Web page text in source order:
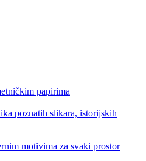
papirima
poznatih slikara, istorijskih
motivima za svaki prostor